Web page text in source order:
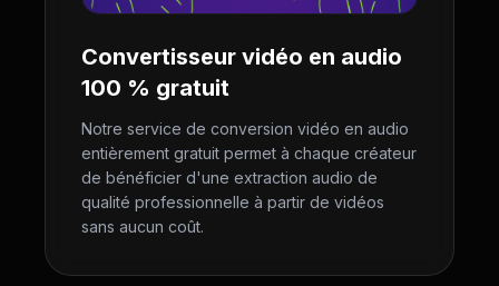
Convertisseur vidéo en audio
100 % gratuit
Notre service de conversion vidéo en audio
entièrement gratuit permet à chaque créateur
de bénéficier d'une extraction audio de
qualité professionnelle à partir de vidéos
sans aucun coût.